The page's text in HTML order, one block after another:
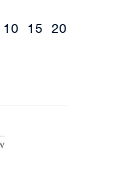
10 15 20